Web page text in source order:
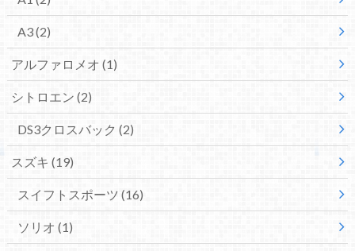
A3(2)
アルファロメオ (1)
シトロエン (2)
DS3クロスバック (2)
スズキ (19)
スイフトスポーツ (16)
ソリオ (1)